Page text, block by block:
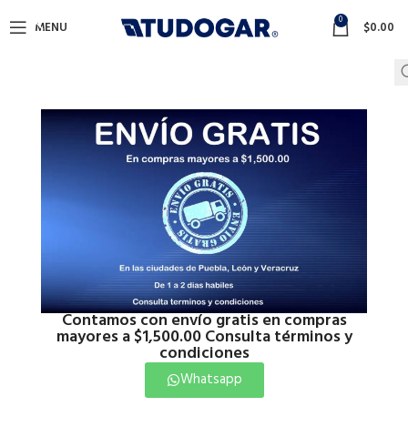
Contamos con envío gratis en compras
mayores a $1,500.00 Consulta términos y
condiciones
Whatsapp
MENU 0 $0.00